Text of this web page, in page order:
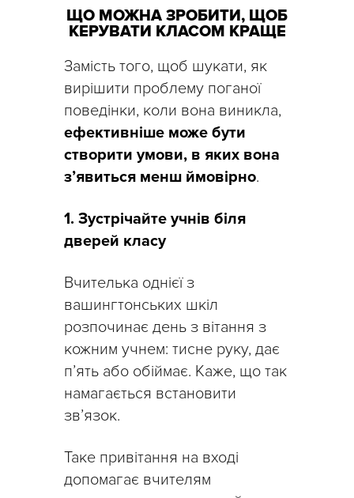
ЩО МОЖНА ЗРОБИТИ, ЩОБ
КЕРУВАТИ КЛАСОМ КРАЩЕ
Замість того, щоб шукати, як
вирішити проблему поганої
поведінки, коли вона виникла,
ефективніше може бути
створити умови, в яких вона
з’явиться менш ймовірно.
1. Зустрічайте учнів біля
дверей класу
Вчителька однієї з
вашингтонських шкіл
розпочинає день з вітання з
кожним учнем: тисне руку, дає
п’ять або обіймає. Каже, що так
намагається встановити
зв’язок.
Таке привітання на вході
допомагає вчителям